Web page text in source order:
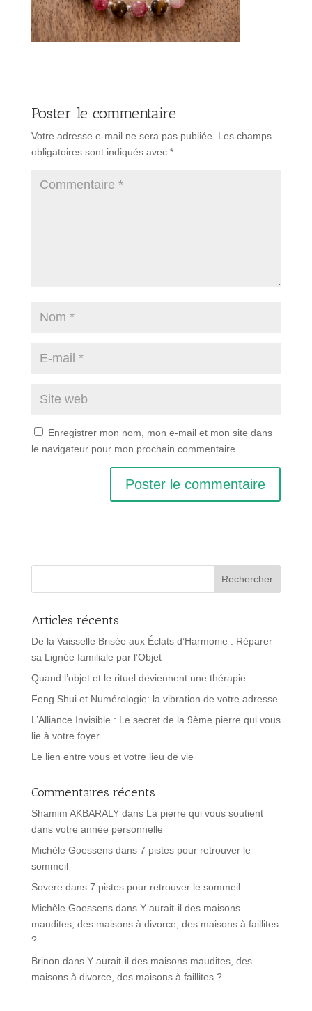
Poster le commentaire
Votre adresse e-mail ne sera pas publiée. Les champs
obligatoires sont indiqués avec *
Enregistrer mon nom, mon e-mail et mon site dans
le navigateur pour mon prochain commentaire.
Articles récents
De la Vaisselle Brisée aux Éclats d’Harmonie : Réparer
sa Lignée familiale par l’Objet
Quand l’objet et le rituel deviennent une thérapie
Feng Shui et Numérologie: la vibration de votre adresse
L’Alliance Invisible : Le secret de la 9ème pierre qui vous
lie à votre foyer
Le lien entre vous et votre lieu de vie
Commentaires récents
Shamim AKBARALYdans La pierre qui vous soutient
dans votre année personnelle
Michèle Goessensdans 7 pistes pour retrouver le
sommeil
Sovere dans 7 pistes pour retrouver le sommeil
Michèle Goessensdans Y aurait-il des maisons
maudites, des maisons à divorce, des maisons à faillites
?
Brinon dans Y aurait-il des maisons maudites, des
maisons à divorce, des maisons à faillites ?